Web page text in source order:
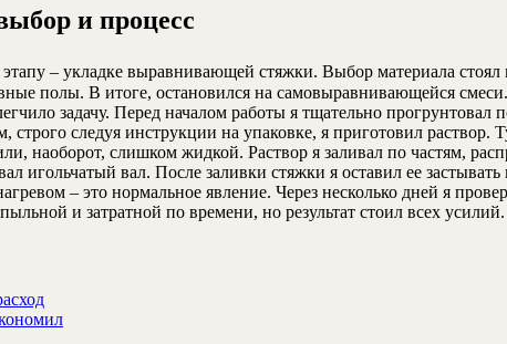
и процесс
– укладке выравнивающей стяжки. Выбор материала
полы. В итоге, остановился на самовыравнивающейся
задачу. Перед началом работы я тщательно
строго следуя инструкции на упаковке, я приготовил
наоборот, слишком жидкой. Раствор я заливал по частям,
вал. После заливки стяжки я оставил ее застывать
– это нормальное явление. Через несколько дней я
и затратной по времени, но результат стоил всех усилий.